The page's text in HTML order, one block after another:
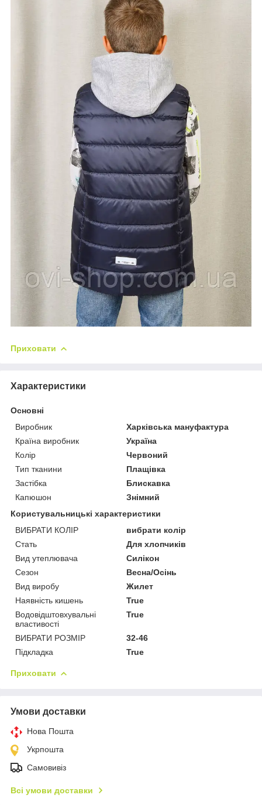
Приховати
Характеристики
Основні
Виробник
Харківська мануфактура
Країна виробник
Україна
Колір
Червоний
Тип тканини
Плащівка
Застібка
Блискавка
Капюшон
Знімний
Користувальницькі характеристики
ВИБРАТИ КОЛІР
вибрати колір
Стать
Для хлопчиків
Вид утеплювача
Силікон
Сезон
Весна/Осінь
Вид виробу
Жилет
Наявність кишень
True
Водовідштовхувальні
властивості
True
ВИБРАТИ РОЗМІР
32-46
Підкладка
True
Приховати
Умови доставки
Нова Пошта
Укрпошта
Самовивіз
Всі умови доставки